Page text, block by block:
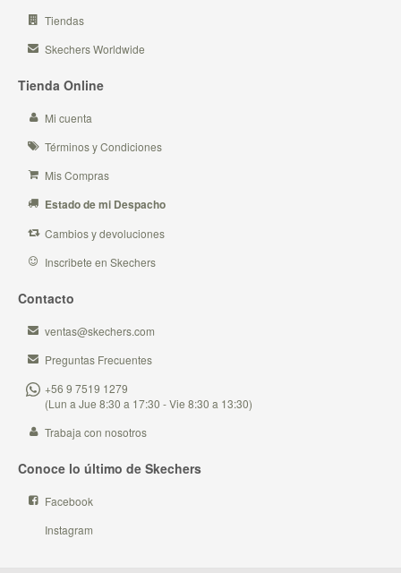
Tiendas
Skechers Worldwide
Tienda Online
Mi cuenta
Términos y Condiciones
Mis Compras
Estado de mi Despacho
Cambios y devoluciones
Inscribete en Skechers
Contacto
ventas@skechers.com
Preguntas Frecuentes
+56 9 7519 1279
(Lun a Jue 8:30 a 17:30 - Vie 8:30 a 13:30)
Trabaja con nosotros
Conoce lo último de Skechers
Facebook
Instagram